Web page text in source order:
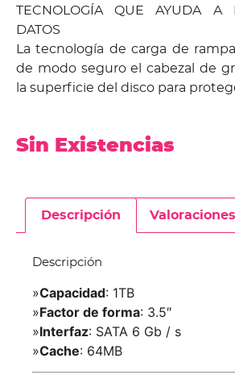
TECNOLOGÍA QUE AYUDA A
DATOS
La tecnología de carga de
de modo seguro el cabezal de
la superficie del disco para
Sin Existencias
Descripción
Descripción
»Capacidad: 1TB
»Factor de forma: 3.5″
»Interfaz: SATA 6 Gb / s
»Cache: 64MB